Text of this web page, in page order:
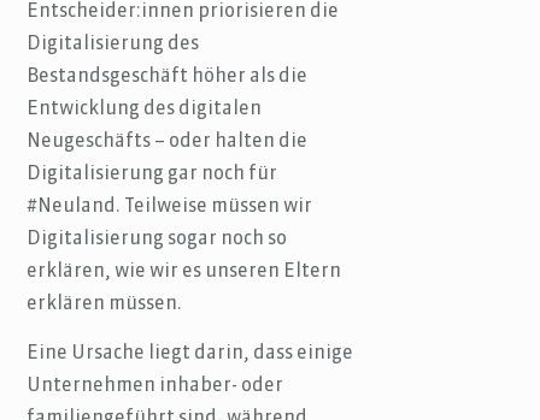
Entscheider:innen priorisieren die
Digitalisierung des
Bestandsgeschäft höher als die
Entwicklung des digitalen
Neugeschäfts – oder halten die
Digitalisierung gar noch für
#Neuland. Teilweise müssen wir
Digitalisierung sogar noch so
erklären, wie wir es unseren Eltern
erklären müssen.
Eine Ursache liegt darin, dass einige
Unternehmen inhaber- oder